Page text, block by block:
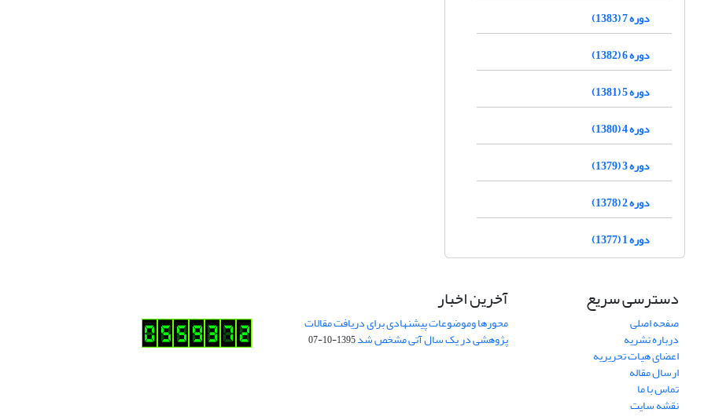
دوره 7 (1383)
دوره 6 (1382)
دوره 5 (1381)
دوره 4 (1380)
دوره 3 (1379)
دوره 2 (1378)
دوره 1 (1377)
دسترسی سریع
صفحه اصلی
درباره نشریه
اعضای هیات تحریریه
ارسال مقاله
تماس با ما
نقشه سایت
آخرین اخبار
محورها وموضوعات پیشنهادی برای دریافت مقالات
پژوهشی در یک سال آتی مشخص شد1395-10-07